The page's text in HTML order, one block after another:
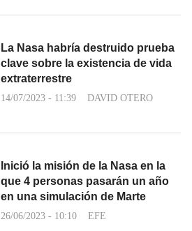
La Nasa habría destruido prueba
clave sobre la existencia de vida
extraterrestre
14/07/2023 - 11:39 DAVID OTERO
Inició la misión de la Nasa en la
que 4 personas pasarán un año
en una simulación de Marte
26/06/2023 - 10:10 EFE